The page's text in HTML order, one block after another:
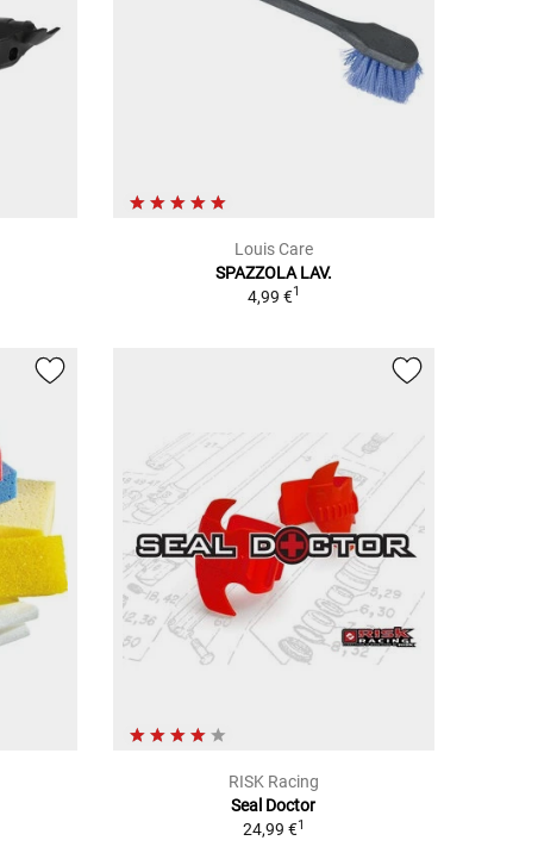
Louis Care
SPAZZOLA LAV.
4,99 €1
RISK Racing
Seal Doctor
24,99 €1